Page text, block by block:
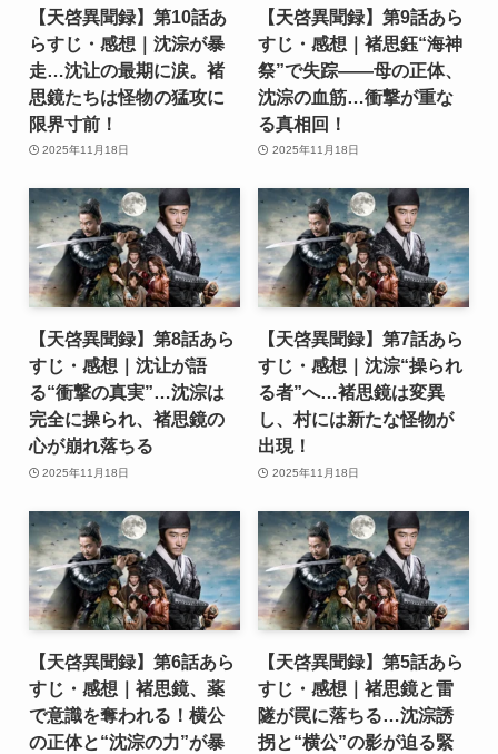
【天啓異聞録】第10話あ
らすじ・感想｜沈淙が暴
走…沈让の最期に涙。褚
思鏡たちは怪物の猛攻に
限界寸前！
2025年11月18日
【天啓異聞録】第9話あら
すじ・感想｜褚思鈺“海神
祭”で失踪――母の正体、
沈淙の血筋…衝撃が重な
る真相回！
2025年11月18日
【天啓異聞録】第8話あら
すじ・感想｜沈让が語
る“衝撃の真実”…沈淙は
完全に操られ、褚思鏡の
心が崩れ落ちる
2025年11月18日
【天啓異聞録】第7話あら
すじ・感想｜沈淙“操られ
る者”へ…褚思鏡は変異
し、村には新たな怪物が
出現！
2025年11月18日
【天啓異聞録】第6話あら
すじ・感想｜褚思鏡、薬
で意識を奪われる！横公
の正体と“沈淙の力”が暴
【天啓異聞録】第5話あら
すじ・感想｜褚思鏡と雷
隧が罠に落ちる…沈淙誘
拐と“横公”の影が迫る緊